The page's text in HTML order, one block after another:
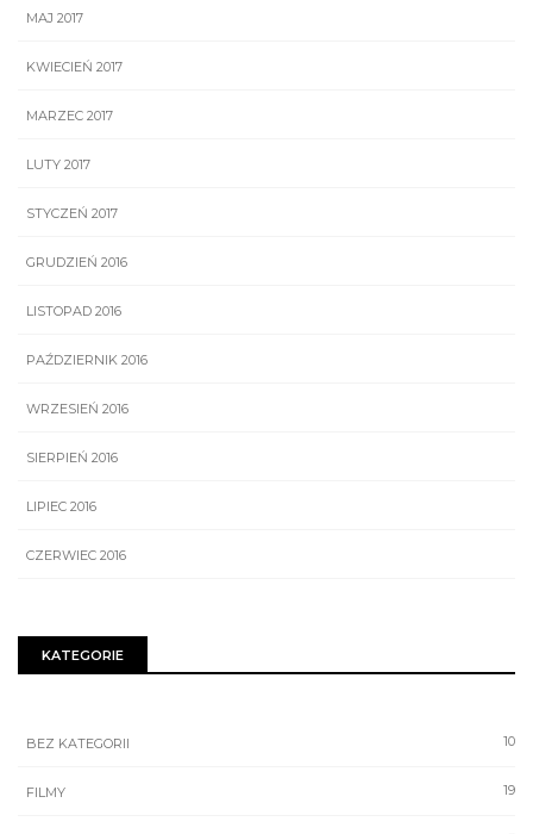
MAJ 2017
KWIECIEŃ 2017
MARZEC 2017
LUTY 2017
STYCZEŃ 2017
GRUDZIEŃ 2016
LISTOPAD 2016
PAŹDZIERNIK 2016
WRZESIEŃ 2016
SIERPIEŃ 2016
LIPIEC 2016
CZERWIEC 2016
KATEGORIE
10
BEZ KATEGORII
19
FILMY